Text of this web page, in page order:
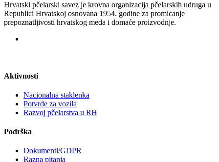
Hrvatski pčelarski savez je krovna organizacija pčelarskih udruga u
Republici Hrvatskoj osnovana 1954. godine za promicanje
prepoznatljivosti hrvatskog meda i domaće proizvodnje.
Aktivnosti
Nacionalna staklenka
Potvrde za vozila
Razvoj pčelarstva u RH
Podrška
Dokumenti/GDPR
Razna pitanja